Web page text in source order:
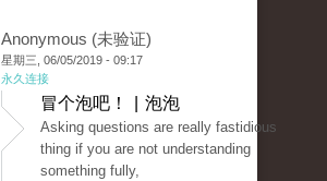
Anonymous (未验证)
星期三, 06/05/2019 - 09:17
永久连接
冒个泡吧！ | 泡泡
Asking questions are really fastidious
thing if you are not understanding
something fully,